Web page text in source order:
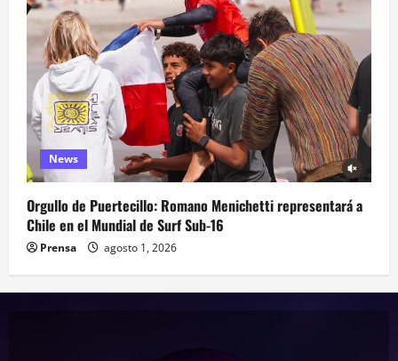
News
Orgullo de Puertecillo: Romano Menichetti representará a
Chile en el Mundial de Surf Sub-16
Prensa agosto 1, 2026